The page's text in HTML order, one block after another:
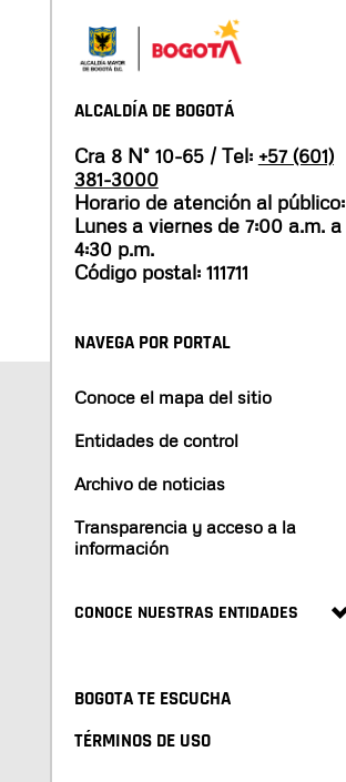
ALCALDÍA DE BOGOTÁ
Cra 8 N° 10-65 / Tel: +57 (601)
381-3000
Horario de atención al público:
Lunes a viernes de 7:00 a.m. a
4:30 p.m.
Código postal: 111711
NAVEGA POR PORTAL
Conoce el mapa del sitio
Entidades de control
Archivo de noticias
Transparencia y acceso a la
información
CONOCE NUESTRAS ENTIDADES
BOGOTA TE ESCUCHA
TÉRMINOS DE USO